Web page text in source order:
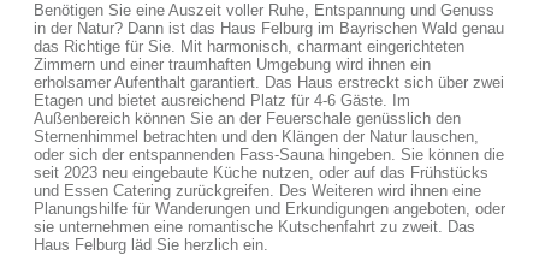
Benötigen Sie eine Auszeit voller Ruhe, Entspannung und Genuss
in der Natur? Dann ist das Haus Felburg im Bayrischen Wald genau
das Richtige für Sie. Mit harmonisch, charmant eingerichteten
Zimmern und einer traumhaften Umgebung wird ihnen ein
erholsamer Aufenthalt garantiert. Das Haus erstreckt sich über zwei
Etagen und bietet ausreichend Platz für 4-6 Gäste. Im
Außenbereich können Sie an der Feuerschale genüsslich den
Sternenhimmel betrachten und den Klängen der Natur lauschen,
oder sich der entspannenden Fass-Sauna hingeben. Sie können die
seit 2023 neu eingebaute Küche nutzen, oder auf das Frühstücks
und Essen Catering zurückgreifen. Des Weiteren wird ihnen eine
Planungshilfe für Wanderungen und Erkundigungen angeboten, oder
sie unternehmen eine romantische Kutschenfahrt zu zweit. Das
Haus Felburg läd Sie herzlich ein.